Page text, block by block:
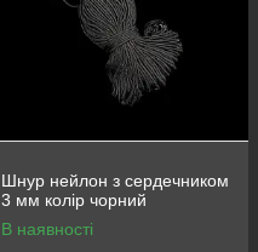
Шнур нейлон з сердечником
3 мм колір чорний
В наявності